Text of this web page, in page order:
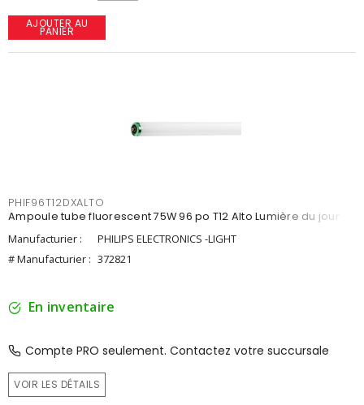
AJOUTER AU
PANIER
PHIF96T12DXALTO
Ampoule tube fluorescent 75W 96 po T12 Alto Lumière du jour
Manufacturier :
PHILIPS ELECTRONICS -LIGHT
# Manufacturier : 372821
En inventaire
Compte PRO seulement. Contactez votre succursale
VOIR LES DÉTAILS